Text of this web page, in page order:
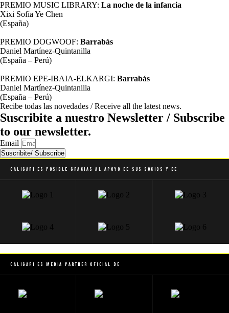
PREMIO MUSIC LIBRARY: La noche de la infancia
Xixi Sofía Ye Chen
(España)
PREMIO DOGWOOF: Barrabás
Daniel Martínez-Quintanilla
(España – Perú)
PREMIO EPE-IBAIA-ELKARGI: Barrabás
Daniel Martínez-Quintanilla
(España – Perú)
Recibe todas las novedades / Receive all the latest news.
Suscribite a nuestro Newsletter / Subscribe
to our newsletter.
Email
Suscribite/ Subscribe
Caligari es posible gracias al apoyo de sus socios y de
Caligari es Media Partner Oficial de